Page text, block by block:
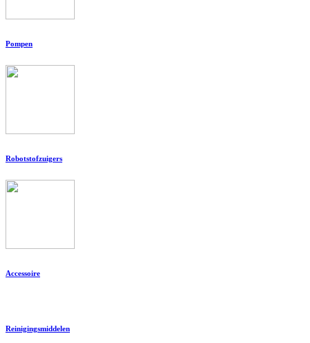
Pompen
Robotstofzuigers
Accessoire
Reinigingsmiddelen